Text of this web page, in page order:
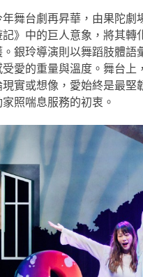
舞台劇再昇華，由果陀
》中的巨人意象，將其
銀玲導演則以舞蹈肢體
愛的重量與溫度。舞台
實或想像，愛始終是最
照喘息服務的初衷。